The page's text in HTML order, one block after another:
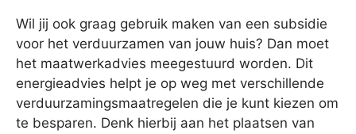
Wil jij ook graag gebruik maken van een subsidie
voor het verduurzamen van jouw huis? Dan moet
het maatwerkadvies meegestuurd worden. Dit
energieadvies helpt je op weg met verschillende
verduurzamingsmaatregelen die je kunt kiezen om
te besparen. Denk hierbij aan het plaatsen van